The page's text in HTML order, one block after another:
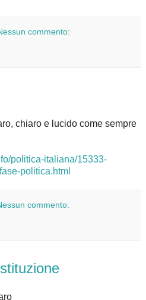
commento:
chiaro e lucido come sempre
politica-italiana/15333-
politica.html
commento: